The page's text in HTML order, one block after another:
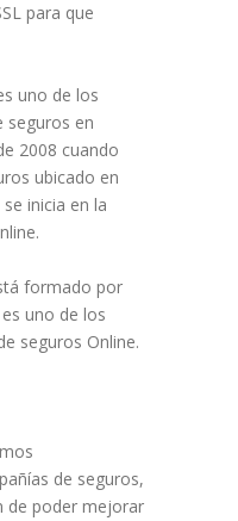
para que
uno de los
seguros en
2008 cuando
ubicado en
inicia en la
formado por
uno de los
seguros Online.
de seguros,
de poder mejorar